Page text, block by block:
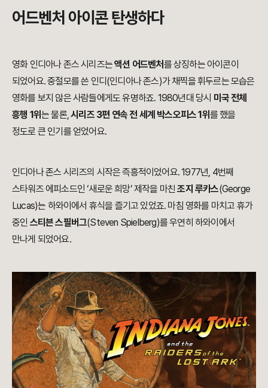
어드벤처 아이콘 탄생하다
영화 인디아나 존스 시리즈는액션 어드벤처를 상징하는 아이콘이
되었어요. 중절모를 쓴 인디(인디아나 존스)가 채찍을 휘두르는 모습은
영화를 보지 않은 사람들에게도 유명하죠. 1980년대 당시 미국 전체
흥행 1위는 물론,시리즈 3편 연속 전 세계 박스오피스 1위를 했을
정도로 큰 인기를 얻었어요.
인디아나 존스 시리즈의 시작은 즉흥적이었어요. 1977년, 4번째
스타워즈 에피소드인 ‘새로운 희망’ 제작을 마친조지 루카스(George
Lucas)는 하와이에서 휴식을 즐기고 있었죠. 마침 영화를 마치고 휴가
중인 스티븐 스필버그(Steven Spielberg)를 우연히 하와이에서
만나게 되었어요.